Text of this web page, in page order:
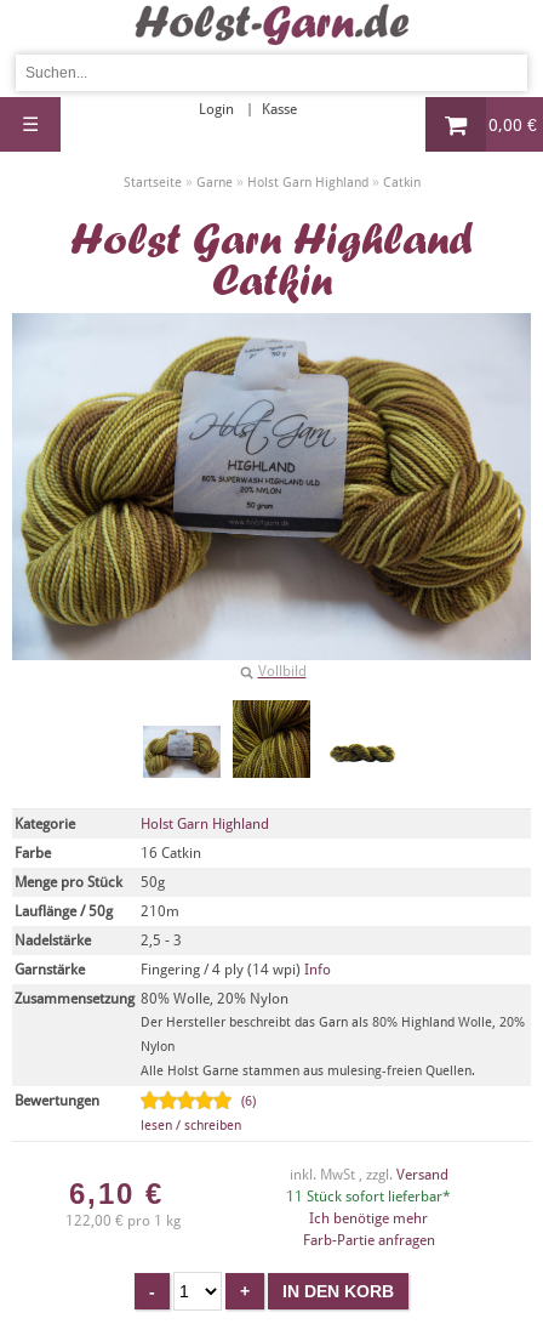
0,00 €
Login Kasse
☰
Startseite» Garne» Holst Garn Highland» Catkin
Holst Garn Highland
Catkin
Vollbild
Kategorie
Holst Garn Highland
Farbe
16 Catkin
Menge pro Stück
50g
Lauflänge / 50g
210m
Nadelstärke
2,5 - 3
Garnstärke
Fingering / 4 ply (14 wpi) Info
Zusammensetzung 80% Wolle, 20% Nylon
Der Hersteller beschreibt das Garn als 80% Highland Wolle, 20%
Nylon
Alle Holst Garne stammen aus mulesing-freien Quellen.
Bewertungen
(6)
lesen / schreiben
6,10 €
122,00 € pro 1 kg
inkl. MwSt , zzgl. Versand
11 Stück sofort lieferbar*
Ich benötige mehr
Farb-Partie anfragen